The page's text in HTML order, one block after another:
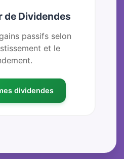
de Dividendes
passifs selon
et le
dividendes